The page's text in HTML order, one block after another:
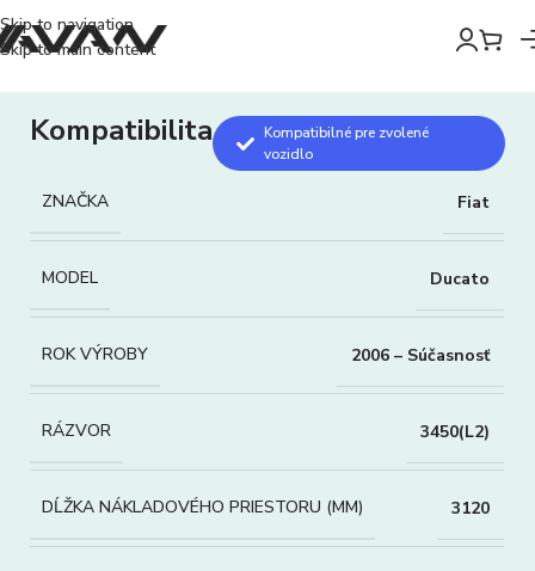
Skip to navigation
Skip to main content
Kompatibilita
Kompatibilné pre zvolené
vozidlo
ZNAČKA Fiat
MODEL Ducato
ROK VÝROBY 2006 – Súčasnosť
RÁZVOR 3450(L2)
DĹŽKA NÁKLADOVÉHO PRIESTORU (MM) 3120